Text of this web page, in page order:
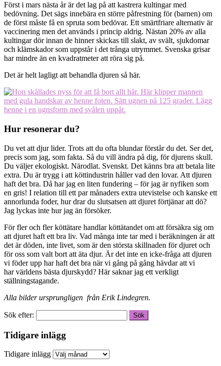
Först i mars nästa år är det lag på att kastrera kultingar med
bedövning. Det sägs innebära en större påfrestning för (barnen) om
de först måste få en spruta som bedövar. Ett smärtfriare alternativ är
vaccinering men det används i princip aldrig. Nästan 20% av alla
kultingar dör innan de hinner skickas till slakt, av svält, sjukdomar
och klämskador som uppstår i det trånga utrymmet. Svenska grisar
har mindre än en kvadratmeter att röra sig på.
Det är helt lagligt att behandla djuren så här.
Hur resonerar du?
Du vet att djur lider. Trots att du ofta blundar förstår du det. Ser det,
precis som jag, som fakta. Så du vill ändra på dig, för djurens skull.
Du väljer ekologiskt. Närodlat. Svenskt. Det känns bra att betala lite
extra. Du är trygg i att köttindustrin håller vad den lovar. Att djuren
haft det bra. Då har jag en liten fundering – för jag är nyfiken som
en gris! I relation till ett par månaders extra utevistelse och kanske ett
annorlunda foder, hur drar du slutsatsen att djuret förtjänar att dö?
Jag lyckas inte hur jag än försöker.
För fler och fler köttätare handlar köttätandet om att försäkra sig om
att djuret haft ett bra liv. Vad många inte tar med i beräkningen är att
det är döden, inte livet, som är den största skillnaden för djuret och
för oss som valt bort att äta djur. Är det inte en icke-fråga att djuren
vi föder upp har haft det bra när vi gång på gång hävdar att vi
har världens bästa djurskydd? Här saknar jag ett verkligt
ställningstagande.
Alla bilder ursprungligen från Erik Lindegren.
Sök efter:
Tidigare inlägg
Tidigare inlägg